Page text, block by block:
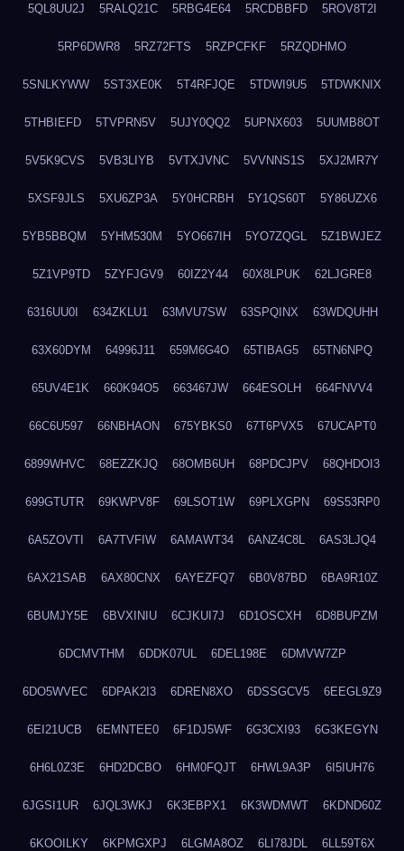
5QL8UU2J 5RALQ21C 5RBG4E64 5RCDBBFD 5ROV8T2I
5RP6DWR8 5RZ72FTS 5RZPCFKF 5RZQDHMO
5SNLKYWW 5ST3XE0K 5T4RFJQE 5TDWI9U5 5TDWKNIX
5THBIEFD 5TVPRN5V 5UJY0QQ2 5UPNX603 5UUMB8OT
5V5K9CVS 5VB3LIYB 5VTXJVNC 5VVNNS1S 5XJ2MR7Y
5XSF9JLS 5XU6ZP3A 5Y0HCRBH 5Y1QS60T 5Y86UZX6
5YB5BBQM 5YHM530M 5YO667IH 5YO7ZQGL 5Z1BWJEZ
5Z1VP9TD 5ZYFJGV9 60IZ2Y44 60X8LPUK 62LJGRE8
6316UU0I 634ZKLU1 63MVU7SW 63SPQINX 63WDQUHH
63X60DYM 64996J11 659M6G4O 65TIBAG5 65TN6NPQ
65UV4E1K 660K94O5 663467JW 664ESOLH 664FNVV4
66C6U597 66NBHAON 675YBKS0 67T6PVX5 67UCAPT0
6899WHVC 68EZZKJQ 68OMB6UH 68PDCJPV 68QHDOI3
699GTUTR 69KWPV8F 69LSOT1W 69PLXGPN 69S53RP0
6A5ZOVTI 6A7TVFIW 6AMAWT34 6ANZ4C8L 6AS3LJQ4
6AX21SAB 6AX80CNX 6AYEZFQ7 6B0V87BD 6BA9R10Z
6BUMJY5E 6BVXINIU 6CJKUI7J 6D1OSCXH 6D8BUPZM
6DCMVTHM 6DDK07UL 6DEL198E 6DMVW7ZP
6DO5WVEC 6DPAK2I3 6DREN8XO 6DSSGCV5 6EEGL9Z9
6EI21UCB 6EMNTEE0 6F1DJ5WF 6G3CXI93 6G3KEGYN
6H6L0Z3E 6HD2DCBO 6HM0FQJT 6HWL9A3P 6I5IUH76
6JGSI1UR 6JQL3WKJ 6K3EBPX1 6K3WDMWT 6KDND60Z
6KOOILKY 6KPMGXPJ 6LGMA8OZ 6LI78JDL 6LL59T6X